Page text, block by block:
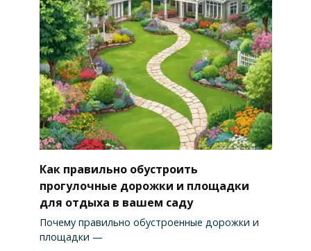
Как правильно обустроить
прогулочные дорожки и площадки
для отдыха в вашем саду
Почему правильно обустроенные дорожки и
площадки —